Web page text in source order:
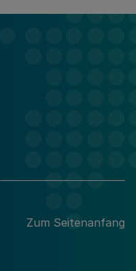
Zum Seitenanfang